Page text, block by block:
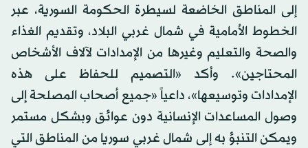
إلى المناطق الخاضعة لسيطرة الحكومة السورية، عبر
الخطوط الأمامية في شمال غربي البلاد، وتقديم الغذاء
والصحة والتعليم وغيرها من الإمدادات لآلاف الأشخاص
المحتاجين». وأكد «التصميم للحفاظ على هذه
الإمدادات وتوسيعها»، داعياً «جميع أصحاب المصلحة إلى
وصول المساعدات الإنسانية دون عوائق وبشكل مستمر
ويمكن التنبؤ به إلى شمال غربي سوريا من المناطق التي